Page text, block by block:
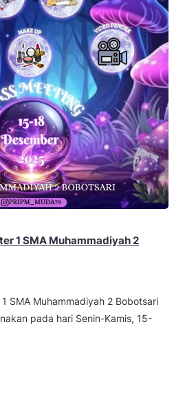
1 SMA Muhammadiyah 2
SMA Muhammadiyah 2 Bobotsari
pada hari Senin-Kamis, 15-